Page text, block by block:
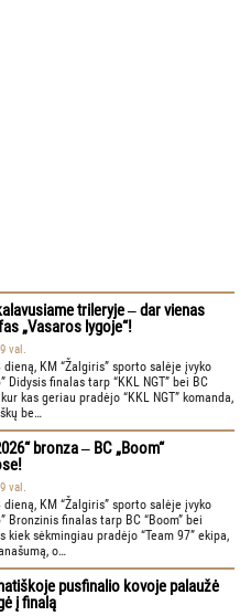
trileryje ‒ dar vienas
„Vasaros lygoje“!
val.
KM “Žalgiris” sporto salėje įvyko
Didysis finalas tarp “KKL NGT” bei BC
kas geriau pradėjo “KKL NGT” komanda,
be…
bronza ‒ BC „Boom“
val.
KM “Žalgiris” sporto salėje įvyko
Bronzinis finalas tarp BC “Boom” bei
kiek sėkmingiau pradėjo “Team 97” ekipa,
o…
pusfinalio kovoje palaužė
į finalą